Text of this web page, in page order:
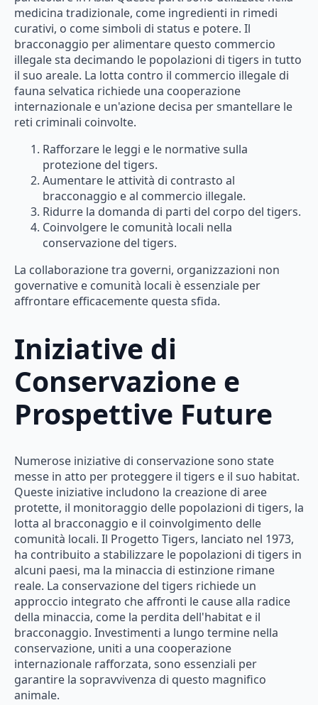
medicina tradizionale, come ingredienti in rimedi
curativi, o come simboli di status e potere. Il
bracconaggio per alimentare questo commercio
illegale sta decimando le popolazioni di tigers in tutto
il suo areale. La lotta contro il commercio illegale di
fauna selvatica richiede una cooperazione
internazionale e un'azione decisa per smantellare le
reti criminali coinvolte.
Rafforzare le leggi e le normative sulla
protezione del tigers.
Aumentare le attività di contrasto al
bracconaggio e al commercio illegale.
Ridurre la domanda di parti del corpo del tigers.
Coinvolgere le comunità locali nella
conservazione del tigers.
La collaborazione tra governi, organizzazioni non
governative e comunità locali è essenziale per
affrontare efficacemente questa sfida.
Iniziative di
Conservazione e
Prospettive Future
Numerose iniziative di conservazione sono state
messe in atto per proteggere il tigers e il suo habitat.
Queste iniziative includono la creazione di aree
protette, il monitoraggio delle popolazioni di tigers, la
lotta al bracconaggio e il coinvolgimento delle
comunità locali. Il Progetto Tigers, lanciato nel 1973,
ha contribuito a stabilizzare le popolazioni di tigers in
alcuni paesi, ma la minaccia di estinzione rimane
reale. La conservazione del tigers richiede un
approccio integrato che affronti le cause alla radice
della minaccia, come la perdita dell'habitat e il
bracconaggio. Investimenti a lungo termine nella
conservazione, uniti a una cooperazione
internazionale rafforzata, sono essenziali per
garantire la sopravvivenza di questo magnifico
animale.